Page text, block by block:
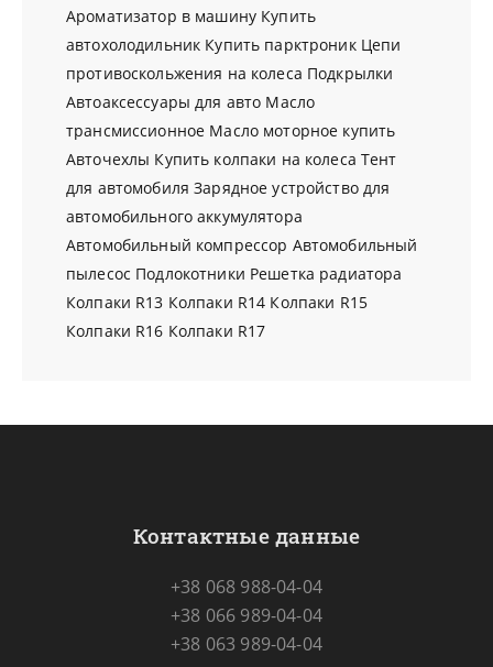
Ароматизатор в машину Купить
автохолодильник Купить парктроник Цепи
противоскольжения на колеса Подкрылки
Автоаксессуары для авто Масло
трансмиссионное Масло моторное купить
Авточехлы Купить колпаки на колеса Тент
для автомобиля Зарядное устройство для
автомобильного аккумулятора
Автомобильный компрессор Автомобильный
пылесос Подлокотники Решетка радиатора
Колпаки R13 Колпаки R14 Колпаки R15
Колпаки R16 Колпаки R17
Контактные данные
+38 068 988-04-04
+38 066 989-04-04
+38 063 989-04-04